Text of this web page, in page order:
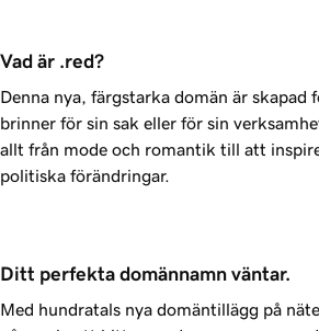
Vad är .red?
Denna nya, färgstarka domän är skapad
brinner för sin sak eller för sin
allt från mode och romantik till att
politiska förändringar.
Ditt perfekta domännamn väntar.
Med hundratals nya domäntillägg på